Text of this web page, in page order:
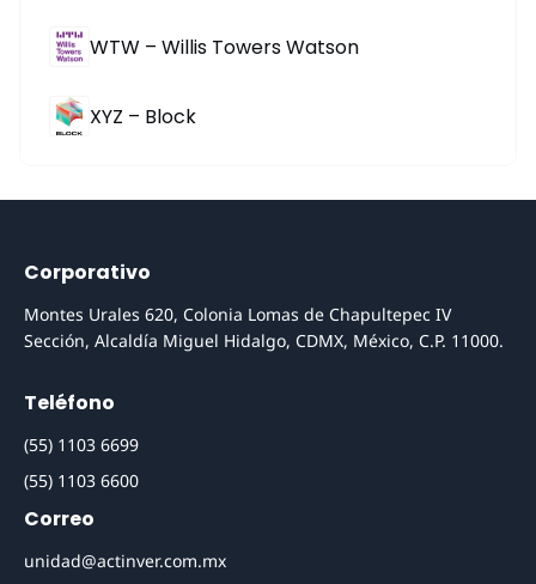
WTW – Willis Towers Watson
XYZ – Block
Corporativo
Montes Urales 620, Colonia Lomas de Chapultepec IV
Sección, Alcaldía Miguel Hidalgo, CDMX, México, C.P. 11000.
Teléfono
(55) 1103 6699
(55) 1103 6600
Correo
unidad@actinver.com.mx